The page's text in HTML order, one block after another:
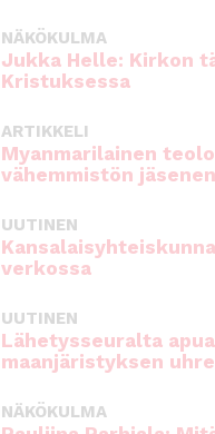
NÄKÖKULMA
Jukka Helle: Kirkon
Kristuksessa
ARTIKKELI
Myanmarilainen
vähemmistön
UUTINEN
verkossa
UUTINEN
Lähetysseuralta
maanjäristyksen
NÄKÖKULMA